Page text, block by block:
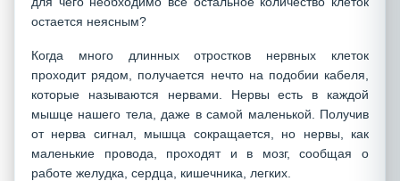
остается неясным?
Когда много длинных отростков нервных клеток
проходит рядом, получается нечто на подобии кабеля,
которые называются нервами. Нервы есть в каждой
мышце нашего тела, даже в самой маленькой. Получив
от нерва сигнал, мышца сокращается, но нервы, как
маленькие провода, проходят и в мозг, сообщая о
работе желудка, сердца, кишечника, легких.